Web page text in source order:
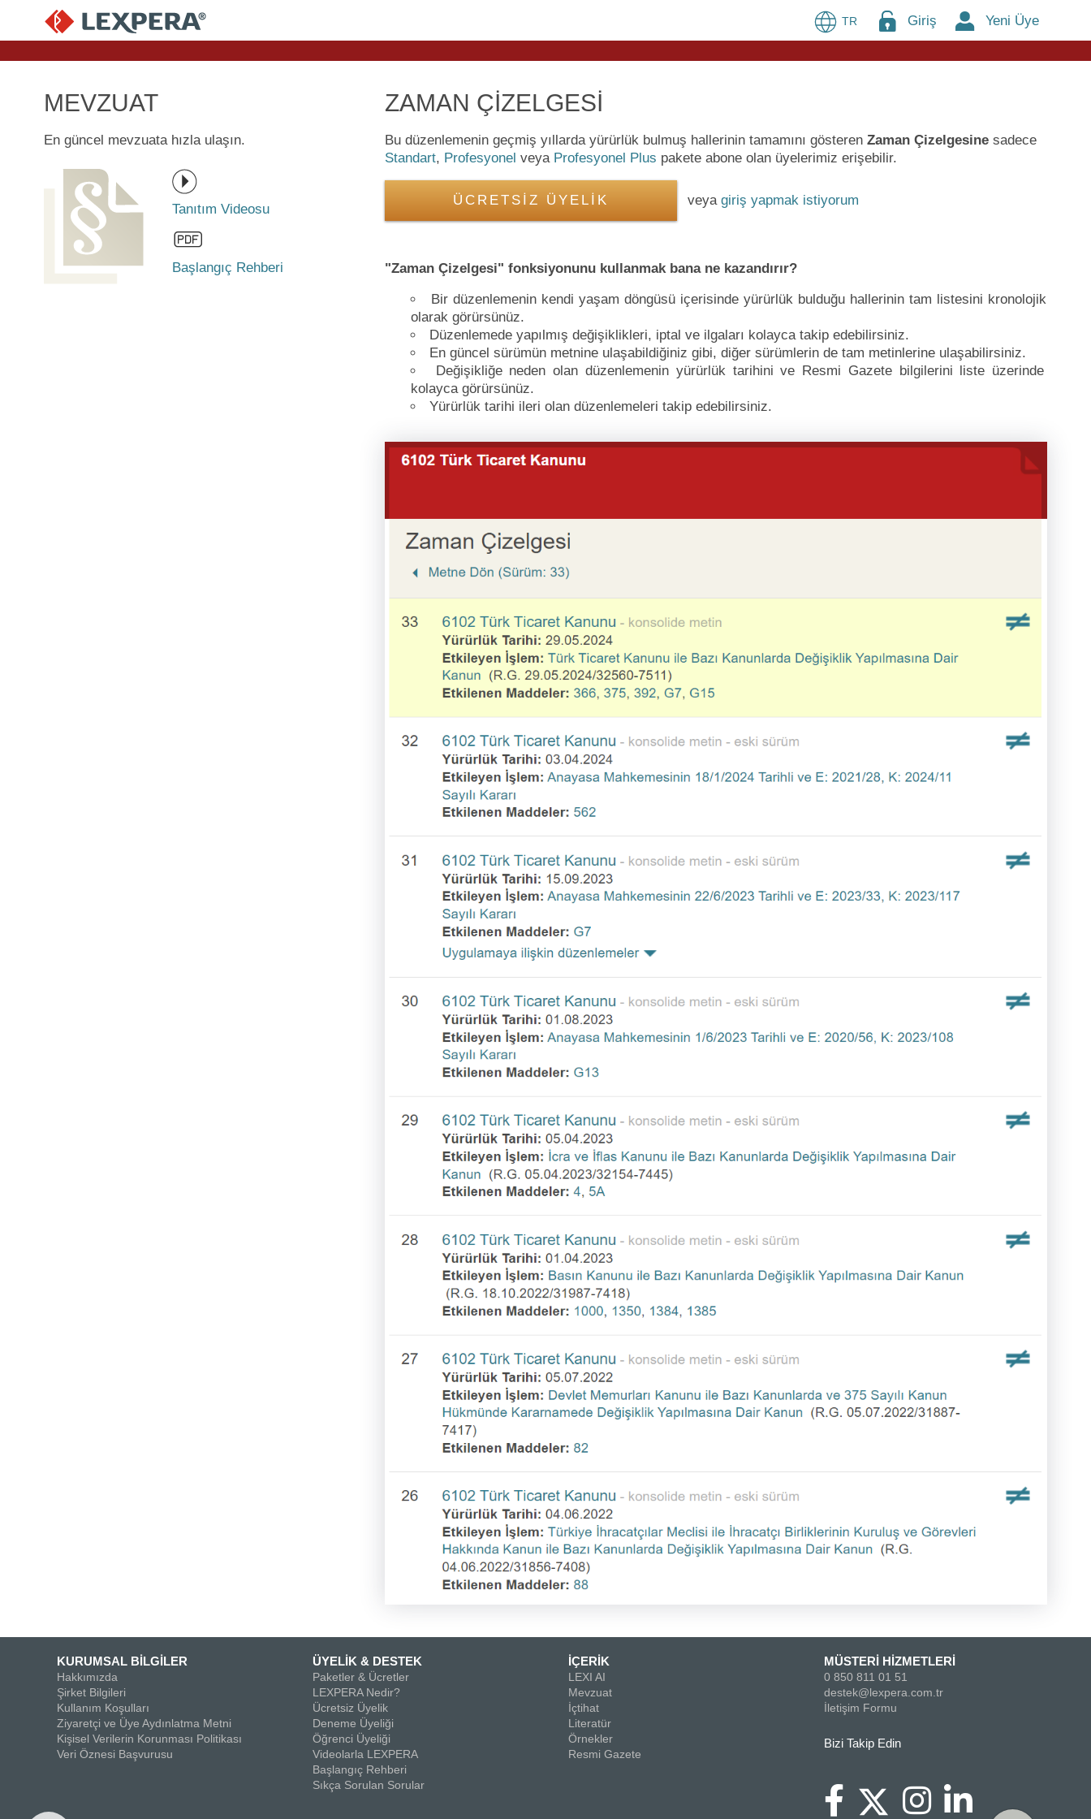
TR Giriş Yeni Üye
MEVZUAT
En güncel mevzuata hızla ulaşın.
Tanıtım Videosu
Başlangıç Rehberi
ZAMAN ÇİZELGESİ
Bu düzenlemenin geçmiş yıllarda yürürlük bulmuş hallerinin tamamını gösteren Zaman Çizelgesine sadece
Standart, Profesyonel veya Profesyonel Plus pakete abone olan üyelerimiz erişebilir.
ÜCRETSİZ ÜYELİK veya giriş yapmak istiyorum
"Zaman Çizelgesi" fonksiyonunu kullanmak bana ne kazandırır?
Bir düzenlemenin kendi yaşam döngüsü içerisinde yürürlük bulduğu hallerinin tam listesini kronolojik
olarak görürsünüz.
Düzenlemede yapılmış değişiklikleri, iptal ve ilgaları kolayca takip edebilirsiniz.
En güncel sürümün metnine ulaşabildiğiniz gibi, diğer sürümlerin de tam metinlerine ulaşabilirsiniz.
Değişikliğe neden olan düzenlemenin yürürlük tarihini ve Resmi Gazete bilgilerini liste üzerinde
kolayca görürsünüz.
Yürürlük tarihi ileri olan düzenlemeleri takip edebilirsiniz.
KURUMSAL BİLGİLER
Hakkımızda
Şirket Bilgileri
Kullanım Koşulları
Ziyaretçi ve Üye Aydınlatma Metni
Kişisel Verilerin Korunması Politikası
Veri Öznesi Başvurusu
ÜYELİK & DESTEK
Paketler & Ücretler
LEXPERA Nedir?
Ücretsiz Üyelik
Deneme Üyeliği
Öğrenci Üyeliği
Videolarla LEXPERA
Başlangıç Rehberi
Sıkça Sorulan Sorular
İÇERİK
LEXI AI
Mevzuat
İçtihat
Literatür
Örnekler
Resmi Gazete
MÜSTERİ HİZMETLERİ
0 850 811 01 51
destek@lexpera.com.tr
İletişim Formu
Bizi Takip Edin